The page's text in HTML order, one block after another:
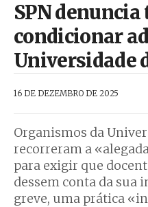
SPN
condicionar
Universidade
16 DE DEZEMBRO DE 2025
Organismos da
recorreram a
para exigir que
dessem conta da sua
greve, uma prática